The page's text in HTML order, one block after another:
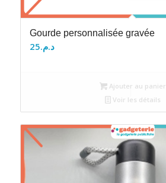
Gourde personnalisée gravée
د.م.25
Ajouter au panier
Voir les détails